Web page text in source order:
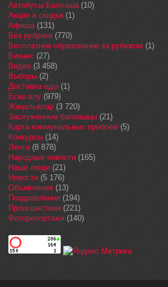
Автобусы Балхаша(10)
Акции и скидки (1)
Афиша(131)
Без рубрики (770)
Бесплатное образование за рубежом (1)
Бизнес (27)
Видео (3 458)
Выборы (2)
Доставка еды (1)
Еске алу (979)
Жаңалықтар (3 720)
Заслуженные балхашцы (21)
Карта коммунальных проблем (5)
Конкурсы (14)
Лента(8 878)
Народные новости (165)
Наши люди (21)
Новости (5 176)
Объявления (13)
Поздравления (194)
Происшествия (221)
Фоторепортажи (140)